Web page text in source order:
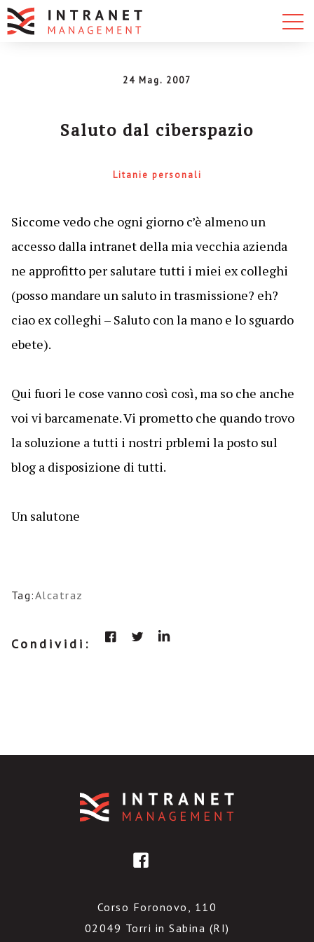
24 Mag. 2007
Saluto dal ciberspazio
Litanie personali
Siccome vedo che ogni giorno c’è almeno un
accesso dalla intranet della mia vecchia azienda
ne approfitto per salutare tutti i miei ex colleghi
(posso mandare un saluto in trasmissione? eh?
ciao ex colleghi – Saluto con la mano e lo sguardo
ebete).
Qui fuori le cose vanno così così, ma so che anche
voi vi barcamenate. Vi prometto che quando trovo
la soluzione a tutti i nostri prblemi la posto sul
blog a disposizione di tutti.
Un salutone
Tag:Alcatraz
Condividi:
Corso Foronovo, 110
02049 Torri in Sabina (RI)